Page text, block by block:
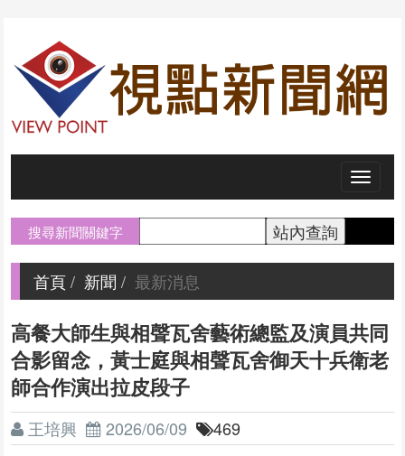
搜尋新聞關鍵字
首頁 新聞 最新消息
高餐大師生與相聲瓦舍藝術總監及演員共同
合影留念，黃士庭與相聲瓦舍御天十兵衛老
師合作演出拉皮段子
王培興 2026/06/09 469